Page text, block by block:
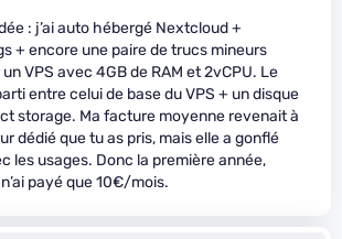
: j’ai auto hébergé Nextcloud +
+ encore une paire de trucs mineurs
VPS avec 4GB de RAM et 2vCPU. Le
entre celui de base du VPS + un disque
storage. Ma facture moyenne revenait à
dédié que tu as pris, mais elle a gonflé
les usages. Donc la première année,
payé que 10€/mois.